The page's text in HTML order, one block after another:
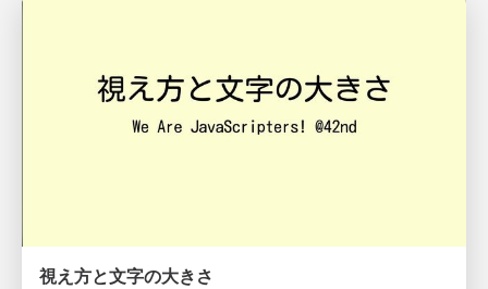
視え方と文字の大きさ